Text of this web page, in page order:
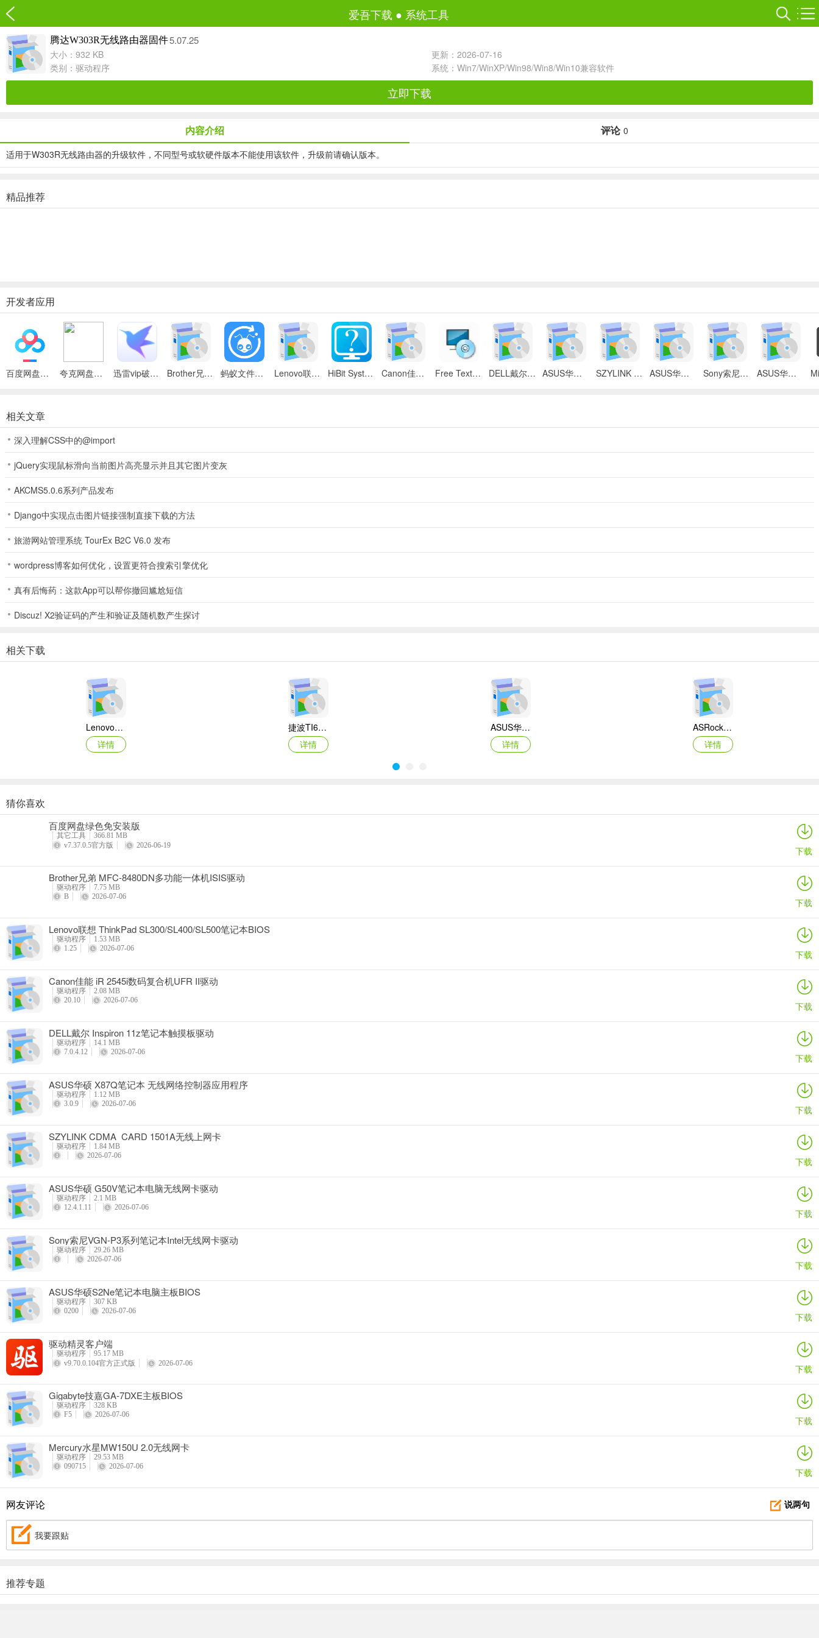
爱吾下载 ● 系统工具
腾达W303R无线路由器固件5.07.25
大小：932 KB
更新：2026-07-16
类别： 驱动程序 系统：Win7/WinXP/Win98/Win8/Win10兼容软件
立即下载
内容介绍 评论 0
适用于W303R无线路由器的升级软件，不同型号或软硬件版本不能使用该软件，升级前请确认版本。
精品推荐
开发者应用
百度网盘绿色免安装Pc电脑版 夸克网盘官方正式版 迅雷vip破解版永久会员2024版 Brother兄弟 MFC-8480DN多功能一体机ISIS驱动 蚂蚁文件（数据恢复大师） Lenovo联想 ThinkPad SL300/SL400/SL500笔记本BIOS HiBit System Information(系统信息检测工具) Canon佳能 iR 2545i数码复合机UFR II驱动 Free Text to Speech DELL戴尔 Inspiron 11z笔记本触摸板驱动 ASUS华硕 X87Q笔记本 无线网络控制器应用程序 SZYLINK CDMA_CARD 1501A无线上网卡 ASUS华硕 G50V笔记本电脑无线网卡驱动 Sony索尼VGN-P3系列笔记本Intel无线网卡驱动 ASUS华硕S2Ne笔记本电脑主板BIOS
相关文章
深入理解CSS中的@import
jQuery实现鼠标滑向当前图片高亮显示并且其它图片变灰
AKCMS5.0.6系列产品发布
Django中实现点击图片链接强制直接下载的方法
旅游网站管理系统 TourEx B2C V6.0 发布
wordpress博客如何优化，设置更符合搜索引擎优化
真有后悔药：这款App可以帮你撤回尴尬短信
Discuz! X2验证码的产生和验证及随机数产生探讨
相关下载
Lenovo联想 Ideapad Z465/Z565系列笔记本 声卡驱动
详情
捷波TI61AG-A主板BIOS
详情
ASUS华硕F1A55-M LX3 R2.0主板BIOS
详情
ASRock华擎IMB-A160主板BIOS
详情
奥睿科PAS3062-2E/PAS3062-2S/PAS3064-2S2E系列扩展卡驱动
详情
Canon佳能 PowerShot A310 WIA驱动
AMD Mobility Radeon HD 2000/HD 3000/HD 4000/HD 5000系列移动显卡催化剂驱动
映泰Hi-Fi H77S 5.x主板BIOS
猜你喜欢
百度网盘绿色免安装版
其它工具
366.81 MB
v7.37.0.5官方版
2026-06-19 下载
Brother兄弟 MFC-8480DN多功能一体机ISIS驱动
驱动程序
7.75 MB
B
2026-07-06 下载
Lenovo联想 ThinkPad SL300/SL400/SL500笔记本BIOS
驱动程序
1.53 MB
1.25
2026-07-06 下载
Canon佳能 iR 2545i数码复合机UFR II驱动
驱动程序
2.08 MB
20.10
2026-07-06 下载
DELL戴尔 Inspiron 11z笔记本触摸板驱动
驱动程序
14.1 MB
7.0.4.12
2026-07-06 下载
ASUS华硕 X87Q笔记本 无线网络控制器应用程序
驱动程序
1.12 MB
3.0.9
2026-07-06 下载
SZYLINK CDMA_CARD 1501A无线上网卡
驱动程序
1.84 MB
2026-07-06
下载
ASUS华硕 G50V笔记本电脑无线网卡驱动
驱动程序
2.1 MB
12.4.1.11
2026-07-06 下载
Sony索尼VGN-P3系列笔记本Intel无线网卡驱动
驱动程序
29.26 MB
2026-07-06
下载
ASUS华硕S2Ne笔记本电脑主板BIOS
驱动程序
307 KB
0200
2026-07-06 下载
驱动精灵客户端
驱动程序
95.17 MB
v9.70.0.104官方正式版
2026-07-06 下载
Gigabyte技嘉GA-7DXE主板BIOS
驱动程序
328 KB
F5
2026-07-06 下载
Mercury水星MW150U 2.0无线网卡
驱动程序
29.53 MB
090715
2026-07-06 下载
说两句
网友评论
我要跟贴
推荐专题